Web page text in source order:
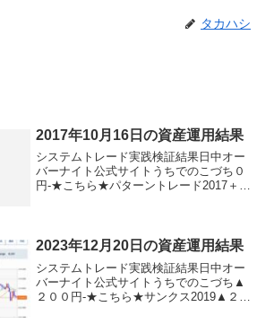
タカハシ
2017年10月16日の資産運用結果
システムトレード実践検証結果日中オー
バーナイト公式サイトうちでのこづち０
円-★こちら★パターントレード2017＋３
ソフ...
2023年12月20日の資産運用結果
システムトレード実践検証結果日中オー
バーナイト公式サイトうちでのこづち▲
２００円-★こちら★サンクス2019▲２０